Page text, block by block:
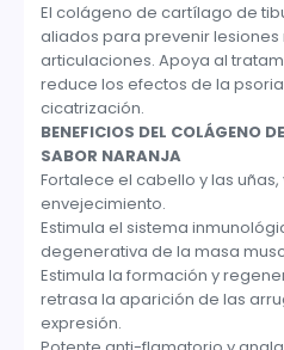
El colágeno de cartílago de
aliados para prevenir lesiones
articulaciones. Apoya al
reduce los efectos de la
cicatrización.
BENEFICIOS DEL COLÁGENO
SABOR NARANJA
Fortalece el cabello y las uñas,
envejecimiento.
Estimula el sistema
degenerativa de la masa
Estimula la formación y
retrasa la aparición de las
expresión.